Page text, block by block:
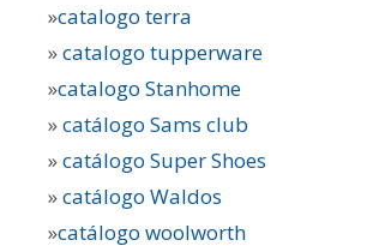
»catalogo terra
»catalogo tupperware
»catalogo Stanhome
»catálogo Sams club
»catálogo Super Shoes
»catálogo Waldos
»catálogo woolworth